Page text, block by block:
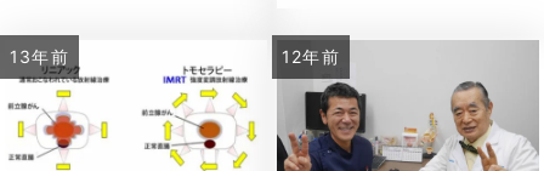
13年前 12年前